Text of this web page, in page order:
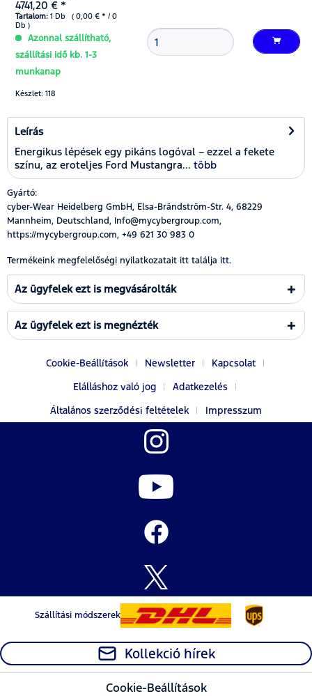
4741,20 € *
Tartalom: 1 Db ( 0,00 € * / 0
Db )
Azonnal szállítható,
szállítási idő kb. 1-3
munkanap
Készlet: 118
Leírás
Energikus lépések egy pikáns logóval – ezzel a fekete
színu, az eroteljes Ford Mustangra... több
Gyártó:
cyber-Wear Heidelberg GmbH, Elsa-Brändström-Str. 4, 68229
Mannheim, Deutschland, Info@mycybergroup.com,
https://mycybergroup.com, +49 621 30 983 0
Termékeink megfelelőségi nyilatkozatait itt találja itt.
Az ügyfelek ezt is megvásárolták
Az ügyfelek ezt is megnézték
Cookie-Beállítások Newsletter
Kapcsolat
Elálláshoz való jog
Adatkezelés
Általános szerződési feltételek
Impresszum
Szállítási módszerek
Kollekció hírek
Cookie-Beállítások